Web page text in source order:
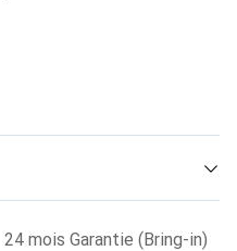
24 mois Garantie (Bring-in)